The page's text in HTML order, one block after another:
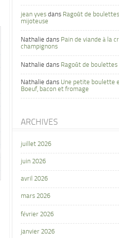
jean yves dans Ragoût de
mijoteuse
Nathalie dans Pain de viande à la
champignons
Nathalie dans Ragoût de boulettes
Nathalie dans Une petite boulette
Boeuf, bacon et fromage
ARCHIVES
juillet 2026
juin 2026
avril 2026
mars 2026
février 2026
janvier 2026